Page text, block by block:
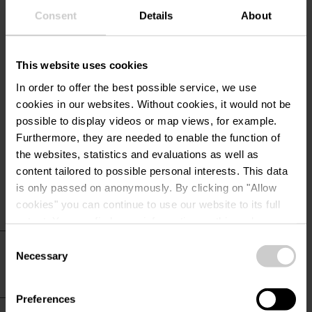
Consent Details About
This website uses cookies
In order to offer the best possible service, we use
cookies in our websites. Without cookies, it would not be
possible to display videos or map views, for example.
Furthermore, they are needed to enable the function of
the websites, statistics and evaluations as well as
content tailored to possible personal interests. This data
is only passed on anonymously. By clicking on "Allow
cookies" you can continue to use our website to its full
time.
Selection
Necessary
Preferences
Emplacements longue durée
Zone de repos
Services
WiFi
Informations